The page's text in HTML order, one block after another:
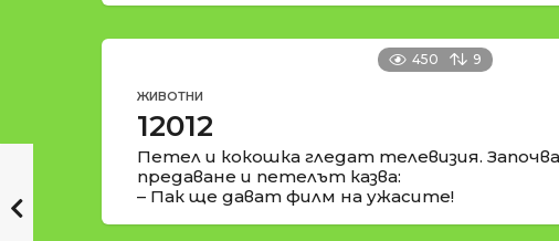
450 9
ЖИВОТНИ
12012
Петел и кокошка гледат телевизия.
предаване и петелът казва:
– Пак ще дават филм на ужасите!